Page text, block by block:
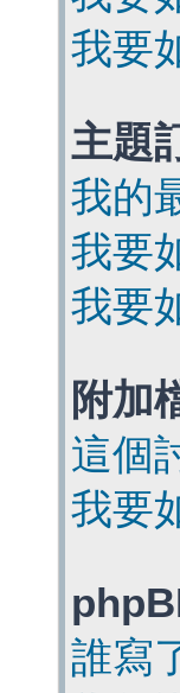
我要
主題
我的
我要
我要
附加
這個
我要
誰寫